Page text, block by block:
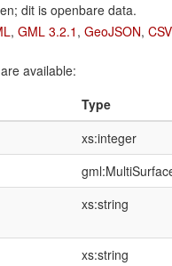
dit is openbare data.
, GML 3.2.1 , GeoJSON, CSV
available:
Type
xs:integer
xs:string
xs:string